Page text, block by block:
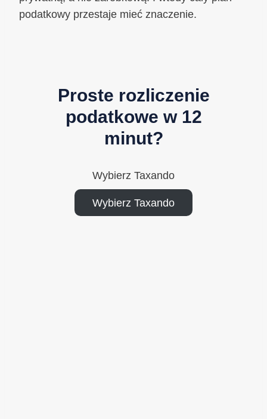
podatkowy przestaje mieć znaczenie.
Proste rozliczenie
podatkowe w 12
minut?
Wybierz Taxando
Wybierz Taxando